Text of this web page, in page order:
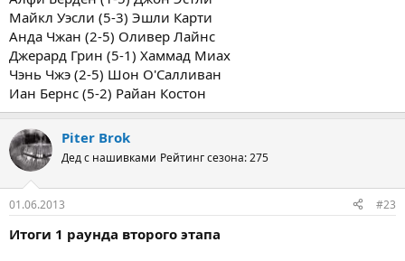
Майкл Уэсли (5-3) Эшли Карти
Анда Чжан (2-5) Оливер Лайнс
Джерард Грин (5-1) Хаммад Миах
Чэнь Чжэ (2-5) Шон О'Салливан
Иан Бернс (5-2) Райан Костон
Piter Brok
Дед с нашивками Рейтинг сезона: 275
01.06.2013 #23
Итоги 1 раунда второго этапа